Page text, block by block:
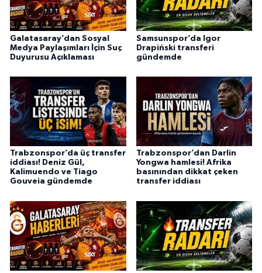
Galatasaray’dan Sosyal
Medya Paylaşımları İçin Suç
Duyurusu Açıklaması
Samsunspor’da Igor
Drapiński transferi
gündemde
Trabzonspor’da üç transfer
iddiası! Deniz Gül,
Kalimuendo ve Tiago
Gouveia gündemde
Trabzonspor’dan Darlin
Yongwa hamlesi! Afrika
basınından dikkat çeken
transfer iddiası